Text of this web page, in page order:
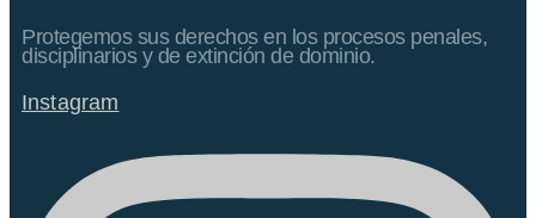
Protegemos sus derechos en los procesos penales,
disciplinarios y de extinción de dominio.
Instagram